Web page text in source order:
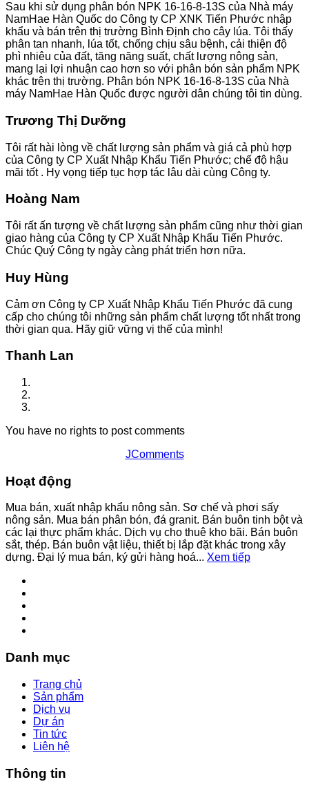
Sau khi sử dụng phân bón NPK 16-16-8-13S của Nhà máy
NamHae Hàn Quốc do Công ty CP XNK Tiến Phước nhập
khẩu và bán trên thị trường Bình Định cho cây lúa. Tôi thấy
phân tan nhanh, lúa tốt, chống chịu sâu bệnh, cải thiện độ
phì nhiêu của đất, tăng năng suất, chất lượng nông sản,
mang lại lợi nhuận cao hơn so với phân bón sản phẩm NPK
khác trên thị trường. Phân bón NPK 16-16-8-13S của Nhà
máy NamHae Hàn Quốc được người dân chúng tôi tin dùng.
Trương Thị Dưỡng
Tôi rất hài lòng về chất lượng sản phẩm và giá cả phù hợp
của Công ty CP Xuất Nhập Khẩu Tiến Phước; chế độ hậu
mãi tốt . Hy vọng tiếp tục hợp tác lâu dài cùng Công ty.
Hoàng Nam
Tôi rất ấn tượng về chất lượng sản phẩm cũng như thời gian
giao hàng của Công ty CP Xuất Nhập Khẩu Tiến Phước.
Chúc Quý Công ty ngày càng phát triển hơn nữa.
Huy Hùng
Cảm ơn Công ty CP Xuất Nhập Khẩu Tiến Phước đã cung
cấp cho chúng tôi những sản phẩm chất lượng tốt nhất trong
thời gian qua. Hãy giữ vững vị thế của mình!
Thanh Lan
You have no rights to post comments
JComments
Hoạt động
Mua bán, xuất nhập khẩu nông sản. Sơ chế và phơi sấy
nông sản. Mua bán phân bón, đá granit. Bán buôn tinh bột và
các lại thực phẩm khác. Dịch vụ cho thuê kho bãi. Bán buôn
sắt, thép. Bán buôn vật liệu, thiết bị lắp đặt khác trong xây
dựng. Đại lý mua bán, ký gửi hàng hoá... Xem tiếp
Danh mục
Trang chủ
Sản phẩm
Dịch vụ
Dự án
Tin tức
Liên hệ
Thông tin